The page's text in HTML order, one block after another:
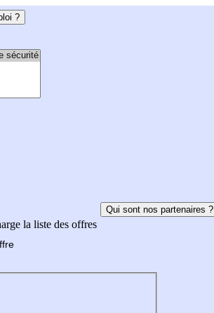
?
la liste des offres
Qui sont nos partenaires ?